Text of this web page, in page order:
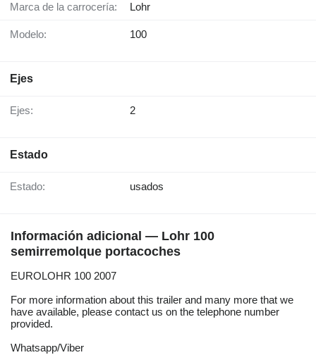
Marca de la carrocería: Lohr
Modelo: 100
Ejes
Ejes: 2
Estado
Estado: usados
Información adicional — Lohr 100
semirremolque portacoches
EUROLOHR 100 2007
For more information about this trailer and many more that we
have available, please contact us on the telephone number
provided.
Whatsapp/Viber